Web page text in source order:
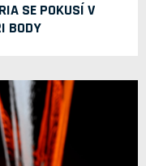
SE POKUSÍ V
BODY